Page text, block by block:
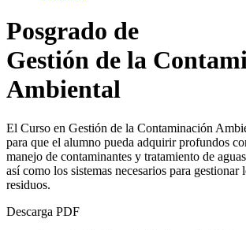
Posgrado de
Gestión de la
Ambiental
El Curso en Gestión de la Contaminación
para que el alumno pueda adquirir profundos
manejo de contaminantes y tratamiento de
así como los sistemas necesarios para gestionar
residuos.
Descarga PDF